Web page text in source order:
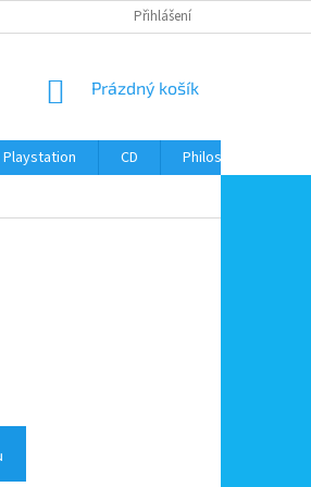
Přihlášení
NÁKUPNÍ
Prázdný košík
Playstation CD Philos